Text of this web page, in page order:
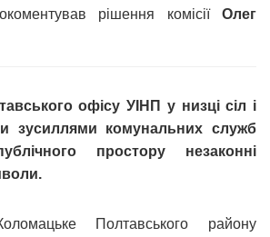
рішення комісії Олег
офісу УІНП у низці сіл і
зусиллями комунальних служб
простору незаконні
Полтавського району